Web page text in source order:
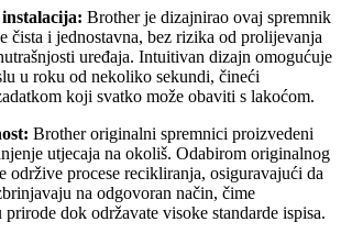
Brother je dizajnirao ovaj spremnik
čista i jednostavna, bez rizika od prolijevanja
uređaja. Intuitivan dizajn omogućuje
u roku od nekoliko sekundi, čineći
koji svatko može obaviti s lakoćom.
Brother originalni spremnici proizvedeni
utjecaja na okoliš. Odabirom originalnog
održive procese recikliranja, osiguravajući da
na odgovoran način, čime
dok održavate visoke standarde ispisa.